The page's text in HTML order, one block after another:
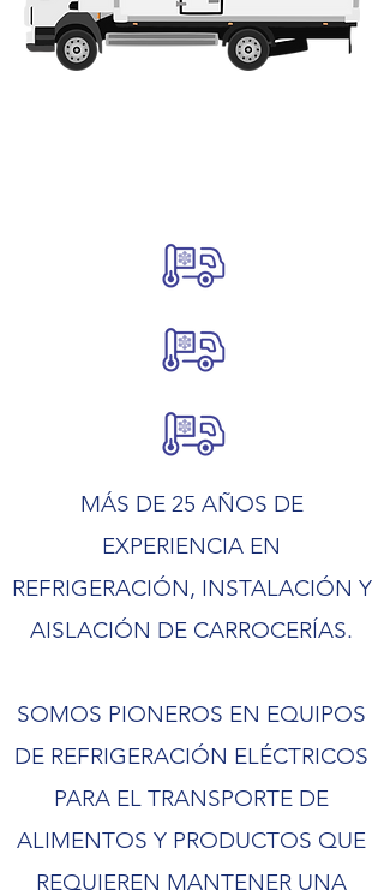
MÁS DE 25 AÑOS DE
EXPERIENCIA EN
REFRIGERACIÓN, INSTALACIÓN Y
AISLACIÓN DE CARROCERÍAS.
SOMOS PIONEROS EN EQUIPOS
DE REFRIGERACIÓN ELÉCTRICOS
PARA EL TRANSPORTE DE
ALIMENTOS Y PRODUCTOS QUE
REQUIEREN MANTENER UNA